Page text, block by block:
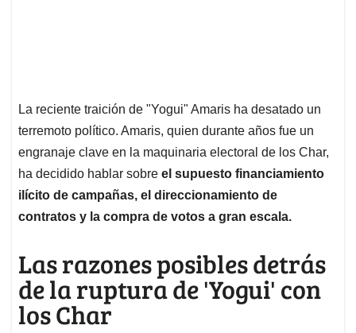
La reciente traición de "Yogui" Amaris ha desatado un
terremoto político. Amaris, quien durante años fue un
engranaje clave en la maquinaria electoral de los Char,
ha decidido hablar sobre el supuesto financiamiento
ilícito de campañas, el direccionamiento de
contratos y la compra de votos a gran escala.
Las razones posibles detrás
de la ruptura de 'Yogui' con
los Char